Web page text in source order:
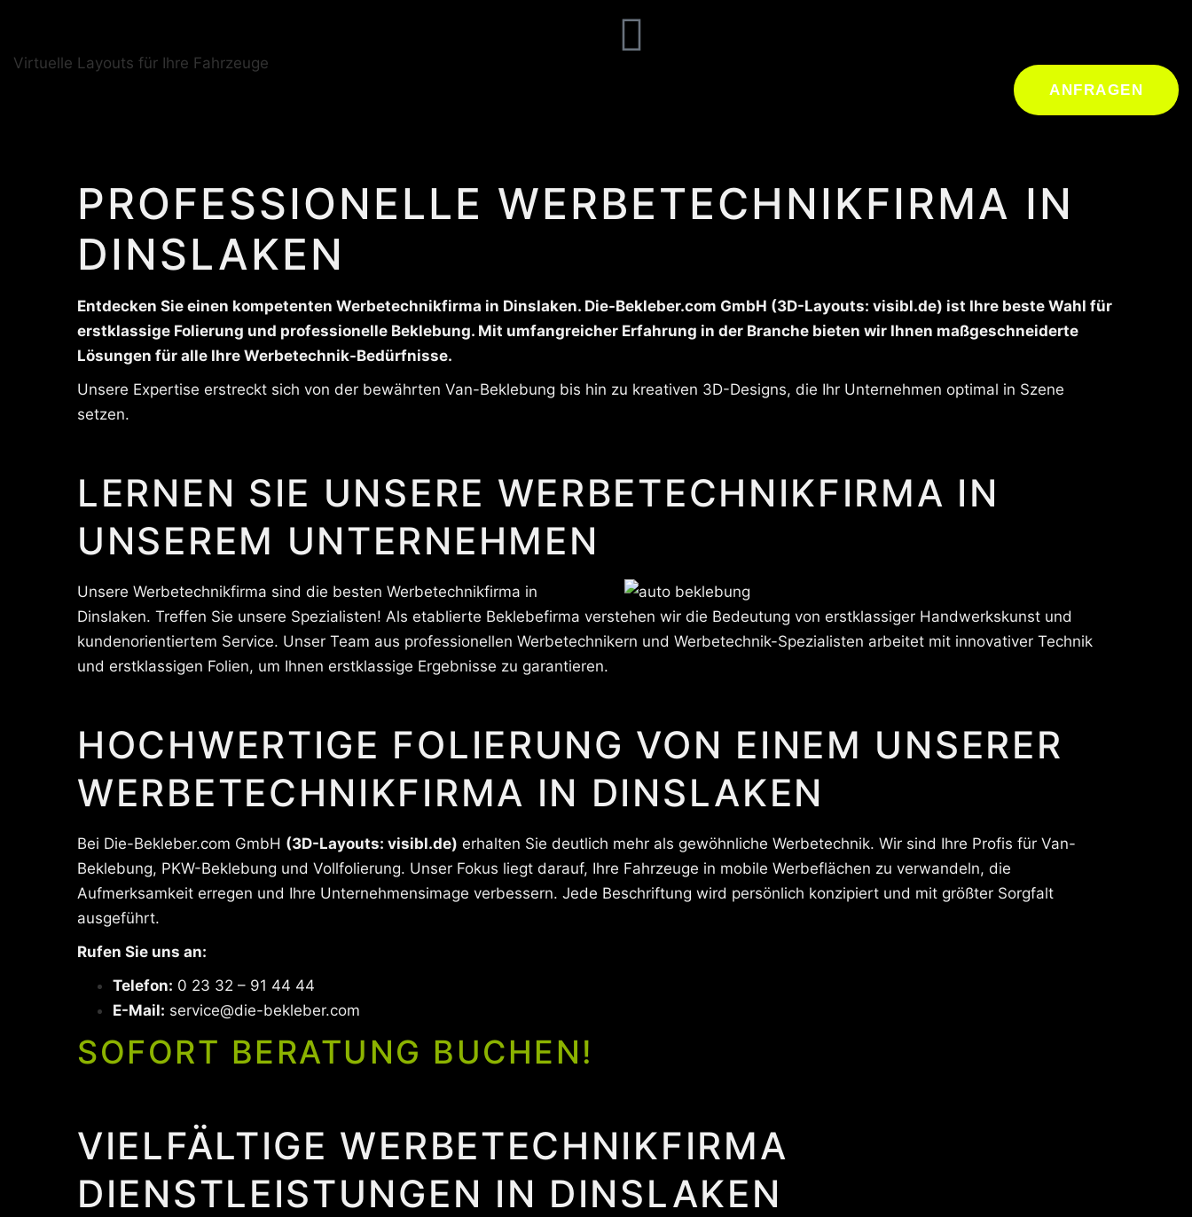
Virtuelle Layouts für Ihre Fahrzeuge
ANFRAGEN
PROFESSIONELLE WERBETECHNIKFIRMA IN
DINSLAKEN
Entdecken Sie einen kompetenten Werbetechnikfirma in Dinslaken. Die-Bekleber.com GmbH (3D-Layouts: visibl.de) ist Ihre beste Wahl für
erstklassige Folierung und professionelle Beklebung. Mit umfangreicher Erfahrung in der Branche bieten wir Ihnen maßgeschneiderte
Lösungen für alle Ihre Werbetechnik-Bedürfnisse.
Unsere Expertise erstreckt sich von der bewährten Van-Beklebung bis hin zu kreativen 3D-Designs, die Ihr Unternehmen optimal in Szene
setzen.
LERNEN SIE UNSERE WERBETECHNIKFIRMA IN
UNSEREM UNTERNEHMEN
Unsere Werbetechnikfirma sind die besten Werbetechnikfirma in
Dinslaken. Treffen Sie unsere Spezialisten! Als etablierte Beklebefirma verstehen wir die Bedeutung von erstklassiger Handwerkskunst und
kundenorientiertem Service. Unser Team aus professionellen Werbetechnikern und Werbetechnik-Spezialisten arbeitet mit innovativer Technik
und erstklassigen Folien, um Ihnen erstklassige Ergebnisse zu garantieren.
HOCHWERTIGE FOLIERUNG VON EINEM UNSERER
WERBETECHNIKFIRMA IN DINSLAKEN
Bei Die-Bekleber.com GmbH (3D-Layouts: visibl.de) erhalten Sie deutlich mehr als gewöhnliche Werbetechnik. Wir sind Ihre Profis für Van-
Beklebung, PKW-Beklebung und Vollfolierung. Unser Fokus liegt darauf, Ihre Fahrzeuge in mobile Werbeflächen zu verwandeln, die
Aufmerksamkeit erregen und Ihre Unternehmensimage verbessern. Jede Beschriftung wird persönlich konzipiert und mit größter Sorgfalt
ausgeführt.
Rufen Sie uns an:
Telefon: 0 23 32 – 91 44 44
E-Mail: service@die-bekleber.com
SOFORT BERATUNG BUCHEN!
VIELFÄLTIGE WERBETECHNIKFIRMA
DIENSTLEISTUNGEN IN DINSLAKEN